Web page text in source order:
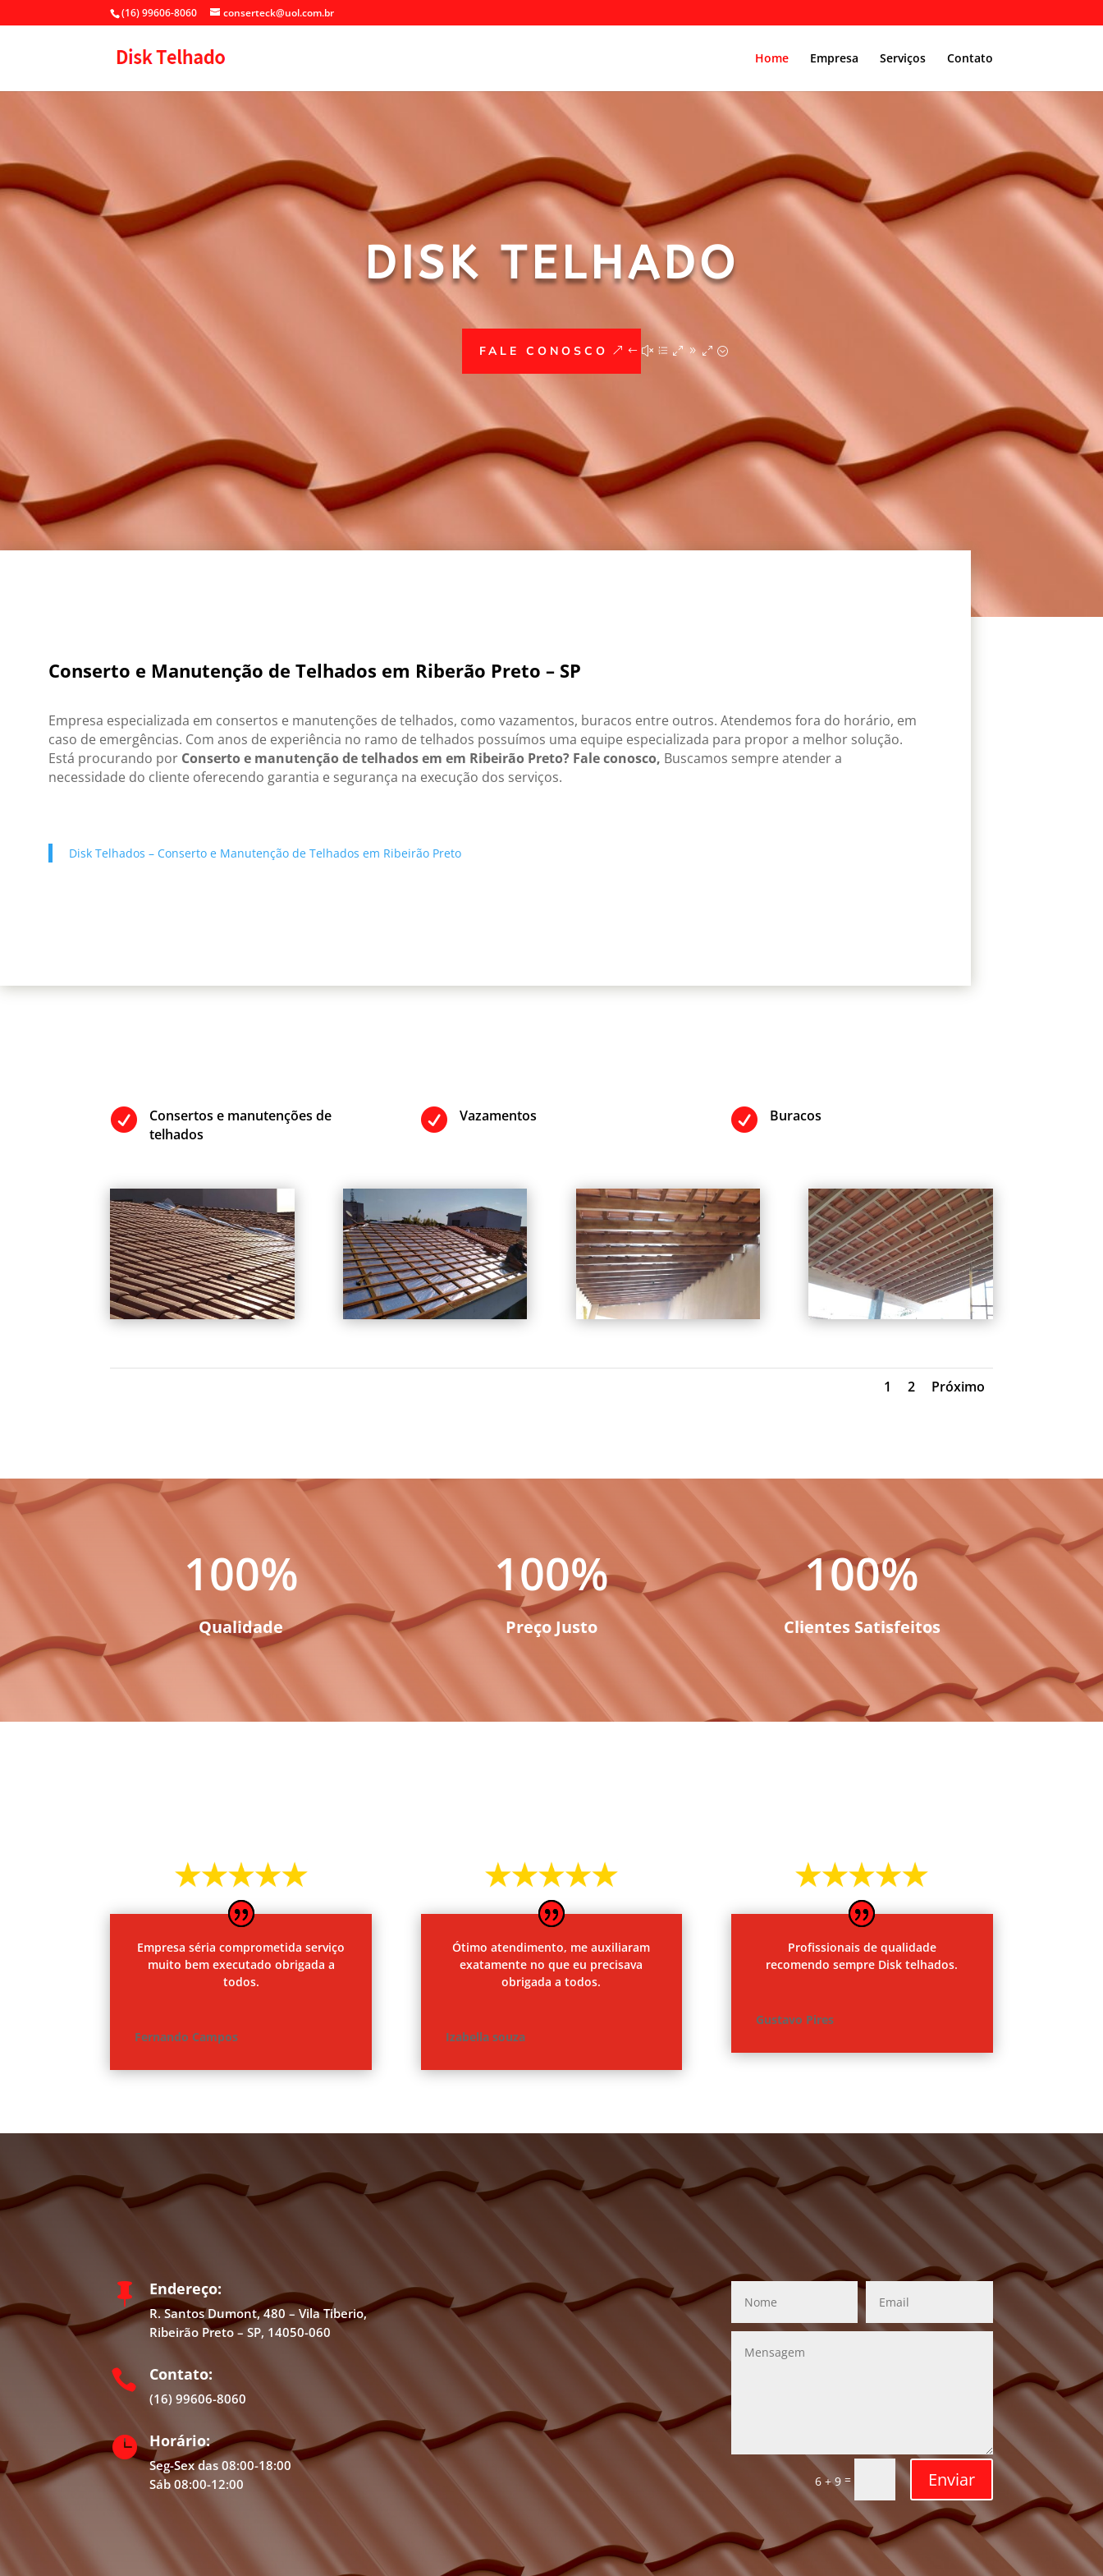
(16) 99606-8060 conserteck@uol.com.br
Home Empresa Serviços Contato
DISK TELHADO
FALE CONOSCO
Conserto e Manutenção de Telhados em Riberão Preto – SP
Empresa especializada em consertos e manutenções de telhados, como vazamentos, buracos entre outros. Atendemos fora do horário, em
caso de emergências. Com anos de experiência no ramo de telhados possuímos uma equipe especializada para propor a melhor solução.
Está procurando por Conserto e manutenção de telhados em em Ribeirão Preto? Fale conosco, Buscamos sempre atender a
necessidade do cliente oferecendo garantia e segurança na execução dos serviços.
Disk Telhados – Conserto e Manutenção de Telhados em Ribeirão Preto

Consertos e manutenções de
telhados
 Vazamentos  Buracos
1 2 Próximo
100%
Qualidade
100%
Preço Justo
100%
Clientes Satisfeitos
Empresa séria comprometida serviço
muito bem executado obrigada a
todos.
Fernando Campos
Ótimo atendimento, me auxiliaram
exatamente no que eu precisava
obrigada a todos.
Izabella souza
Profissionais de qualidade
recomendo sempre Disk telhados.
Gustavo Pires
 Endereço:
R. Santos Dumont, 480 – Vila Tiberio,
Ribeirão Preto – SP, 14050-060
 Contato:
(16) 99606-8060
 Horário:
Seg-Sex das 08:00-18:00
Sáb 08:00-12:00
6 + 9= Enviar